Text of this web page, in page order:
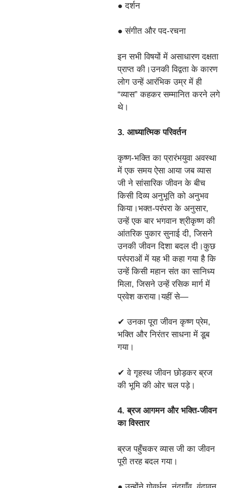
● दर्शन
● संगीत और पद-रचना
इन सभी विषयों में असाधारण दक्षता
प्राप्त की।उनकी विद्वता के कारण
लोग उन्हें आरंभिक उम्र में ही
“व्यास” कहकर सम्मानित करने लगे
थे।
3. आध्यात्मिक परिवर्तन
कृष्ण-भक्ति का प्रारंभयुवा अवस्था
में एक समय ऐसा आया जब व्यास
जी ने सांसारिक जीवन के बीच
किसी दिव्य अनुभूति को अनुभव
किया।भक्त-परंपरा के अनुसार,
उन्हें एक बार भगवान श्रीकृष्ण की
आंतरिक पुकार सुनाई दी, जिसने
उनकी जीवन दिशा बदल दी।कुछ
परंपराओं में यह भी कहा गया है कि
उन्हें किसी महान संत का सानिध्य
मिला, जिसने उन्हें रसिक मार्ग में
प्रवेश कराया।यहीं से—
✔ उनका पूरा जीवन कृष्ण प्रेम,
भक्ति और निरंतर साधना में डूब
गया।
✔ वे गृहस्थ जीवन छोड़कर ब्रज
की भूमि की ओर चल पड़े।
4. ब्रज आगमन और भक्ति-जीवन
का विस्तार
ब्रज पहुँचकर व्यास जी का जीवन
पूरी तरह बदल गया।